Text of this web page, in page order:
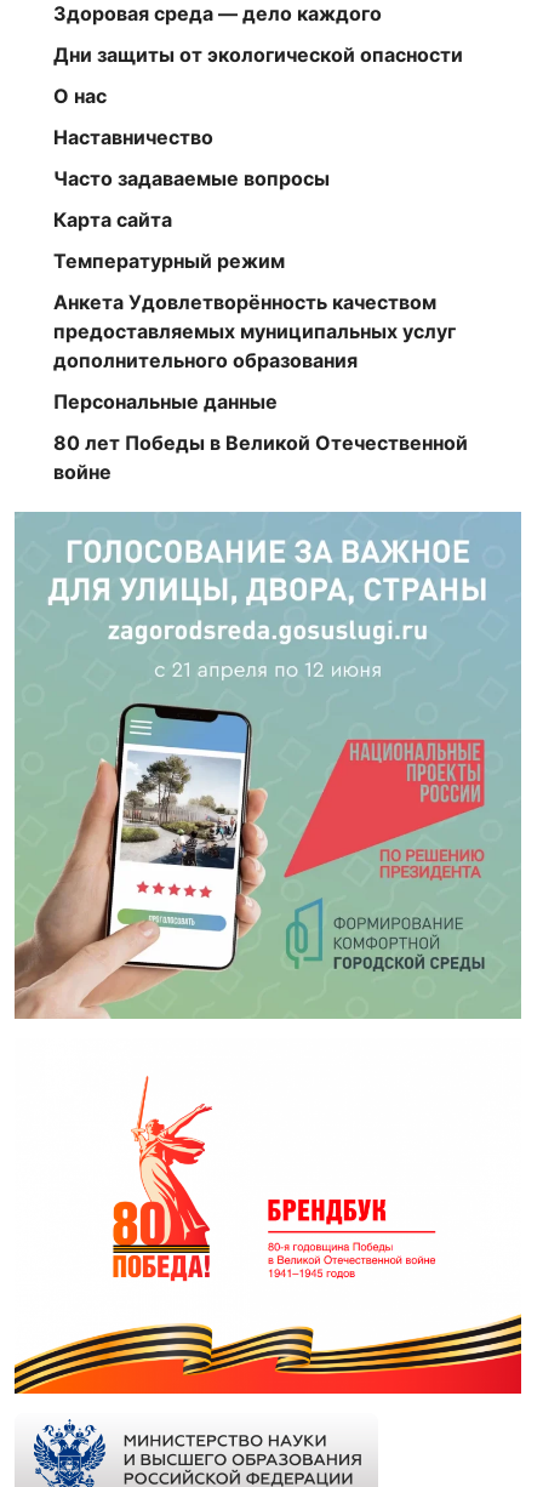
Здоровая среда — дело каждого
Дни защиты от экологической опасности
О нас
Наставничество
Часто задаваемые вопросы
Карта сайта
Температурный режим
Анкета Удовлетворённость качеством
предоставляемых муниципальных услуг
дополнительного образования
Персональные данные
80 лет Победы в Великой Отечественной
войне